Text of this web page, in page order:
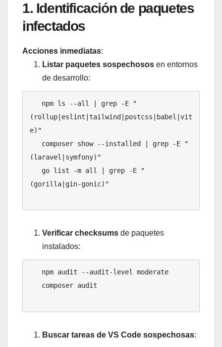
1. Identificación de paquetes
infectados
Acciones inmediatas:
Listar paquetes sospechosos en entornos
de desarrollo:
(rollup|eslint|tailwind|postcss|babel|vit
e)"
(laravel|symfony)"
(gorilla|gin-gonic)"
Verificar checksums de paquetes
instalados:
Buscar tareas de VS Code sospechosas: